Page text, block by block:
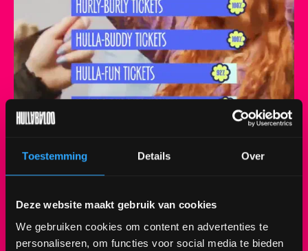
Toestemming Details Over
Deze website maakt gebruik van cookies
We gebruiken cookies om content en advertenties te
personaliseren, om functies voor social media te bieden
𝘮𝘦𝘨𝘢 𝘩𝘢𝘳𝘥. ⏰ Scoor nu één van de laatste
HULLA-FUN tickets! Zaterdag 2 september gaan
we op muzikale ontdekkingsreis met onder